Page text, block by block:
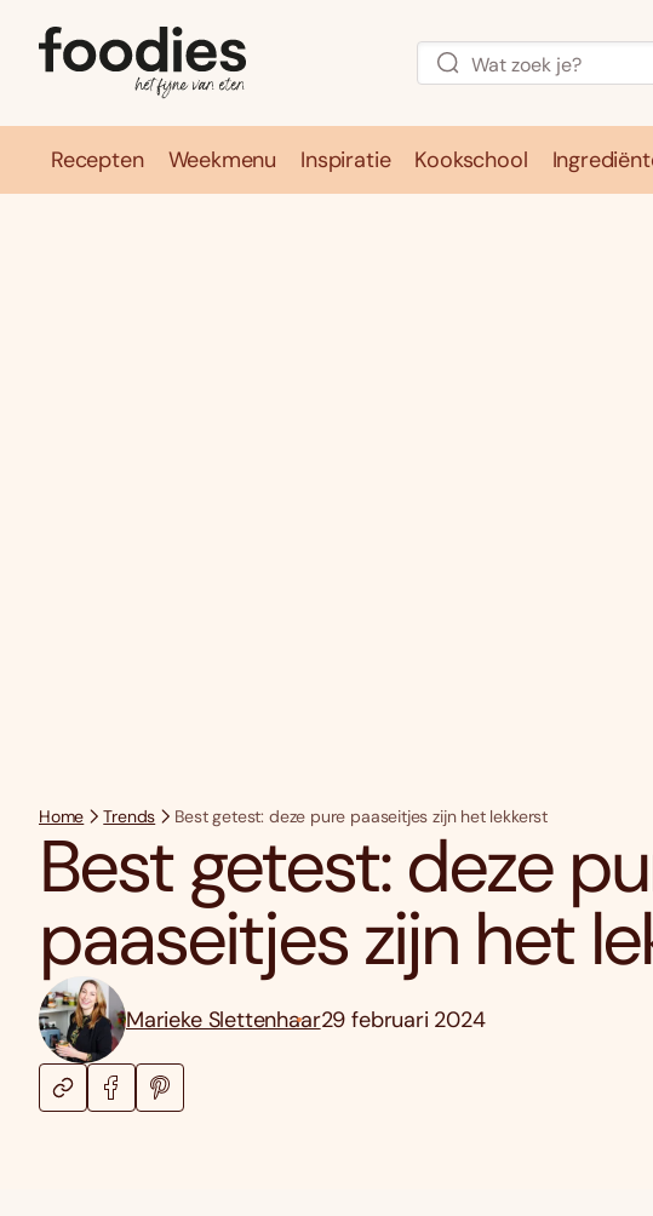
Recepten Weekmenu Inspiratie Kookschool
Home Trends Best getest: deze pure paaseitjes zijn het lekkerst
Best getest: deze
paaseitjes zijn het
Marieke Slettenhaar29 februari 2024